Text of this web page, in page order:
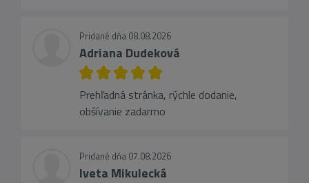
Pridané dňa 08.08.2026
Adriana Dudeková
Prehľadná stránka, rýchle dodanie,
obšívanie zadarmo
Pridané dňa 07.08.2026
Iveta Mikulecká